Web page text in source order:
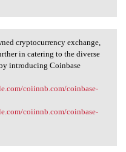
cryptocurrency exchange,
in catering to the diverse
introducing Coinbase
coiinnb.com/coinbase-
coiinnb.com/coinbase-